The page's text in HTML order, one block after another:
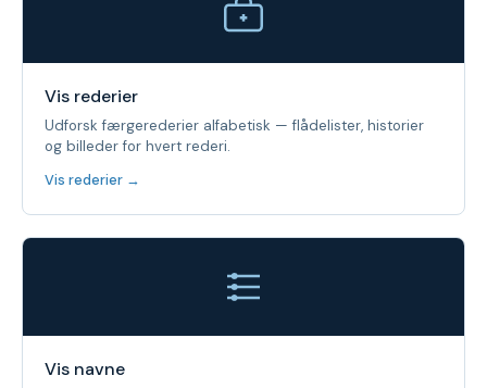
Vis rederier
Udforsk færgerederier alfabetisk — flådelister, historier
og billeder for hvert rederi.
Vis rederier →
Vis navne